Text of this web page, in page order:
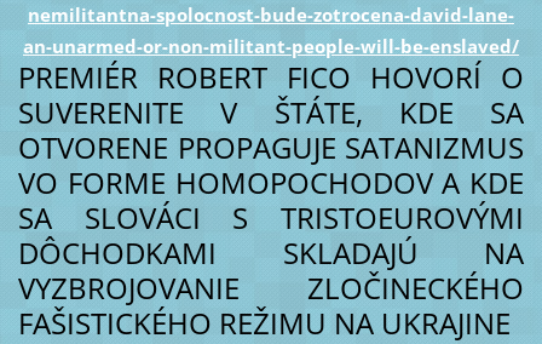
nemilitantna-spolocnost-bude-zotrocena-david-lane-
an-unarmed-or-non-militant-people-will-be-enslaved/
PREMIÉR ROBERT FICO HOVORÍ O
SUVERENITE V ŠTÁTE, KDE SA
OTVORENE PROPAGUJE SATANIZMUS
VO FORME HOMOPOCHODOV A KDE
SA SLOVÁCI S TRISTOEUROVÝMI
DÔCHODKAMI SKLADAJÚ NA
VYZBROJOVANIE ZLOČINECKÉHO
FAŠISTICKÉHO REŽIMU NA UKRAJINE